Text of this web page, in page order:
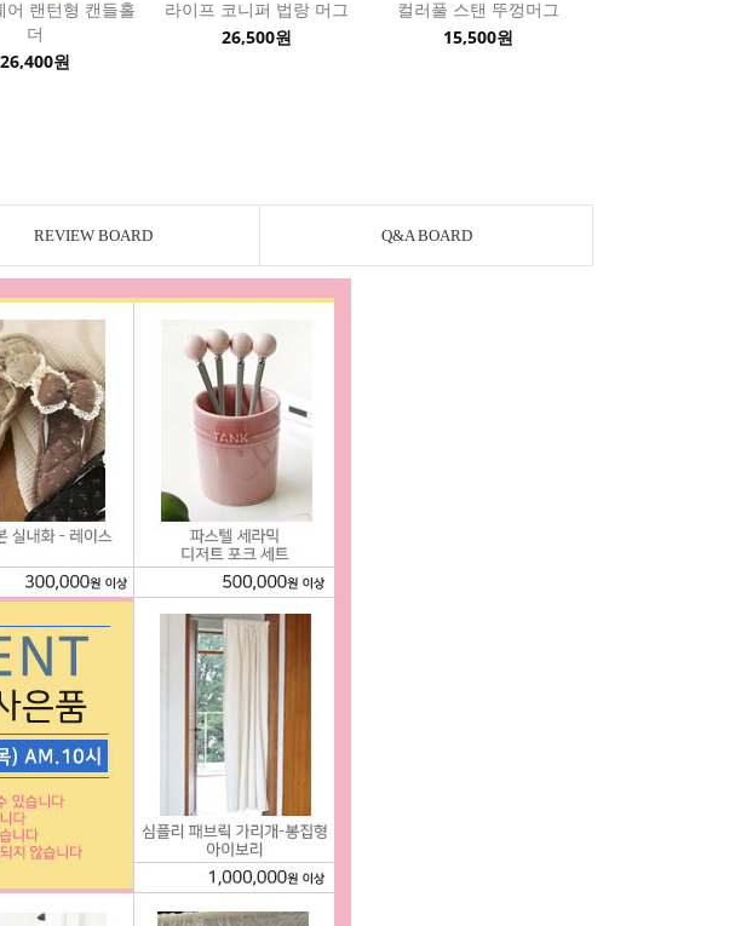
어 랜턴형 캔들홀
더
26,400원
라이프 코니퍼 법랑 머그
26,500원
컬러풀 스탠 뚜껑머그
15,500원
REVIEW BOARD Q&A BOARD